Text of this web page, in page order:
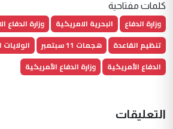
كلمات مفتاحية
وزارة الدفاع البحرية الامريكية
وزارة الدفاع
تنظيم القاعدة
هجمات 11 سبتمبر
الدفاع الأمريكية
وزارة الدفاع الأمريكية
التعليقات